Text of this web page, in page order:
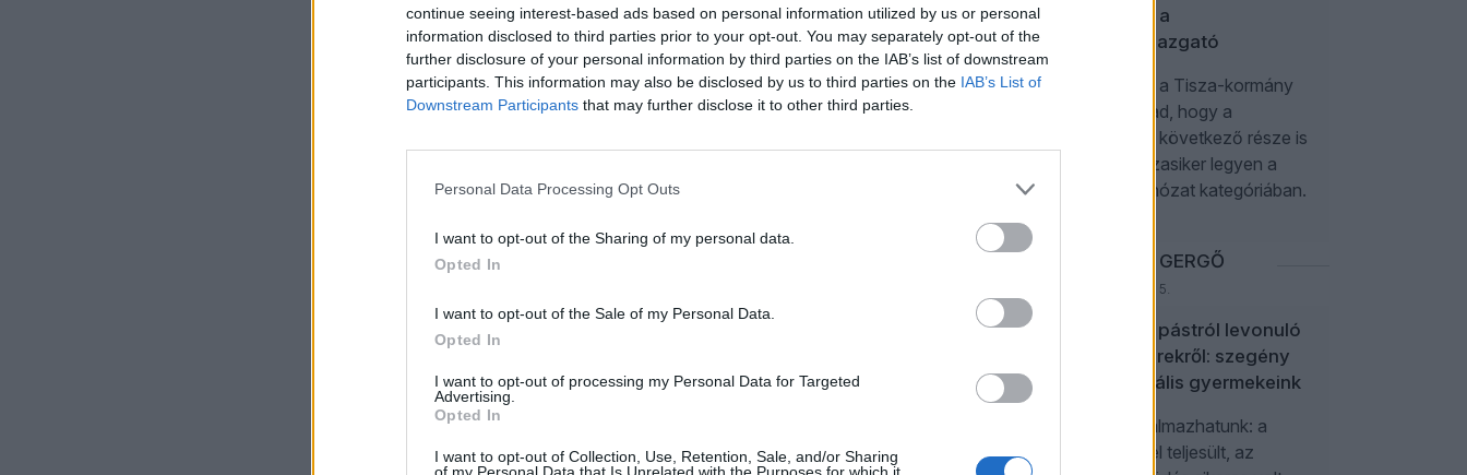
continue seeing interest-based ads based on personal information utilized by us or personal
information disclosed to third parties prior to your opt-out. You may separately opt-out of the
further disclosure of your personal information by third parties on the IAB’s list of downstream
participants. This information may also be disclosed by us to third parties on the IAB’s List of
Downstream Participants that may further disclose it to other third parties.
Personal Data Processing Opt Outs
I want to opt-out of the Sharing of my personal data.
Opted In
I want to opt-out of the Sale of my Personal Data.
Opted In
I want to opt-out of processing my Personal Data for Targeted
Advertising.
Opted In
I want to opt-out of Collection, Use, Retention, Sale, and/or Sharing
of my Personal Data that Is Unrelated with the Purposes for which it
Sógorom, a
múzeumigazgató
Úgy néz ki, a Tisza-kormány
jó úton halad, hogy a
Sógország következő része is
zajos kasszasiker legyen a
botránybohózat kategóriában.
NEFELEJCS GERGŐ
2026. augusztus 5.
A politikai pástról levonuló
influenszerekről: szegény
paraszociális gyermekeink
Úgy is fogalmazhatunk: a
kampánycél teljesült, az